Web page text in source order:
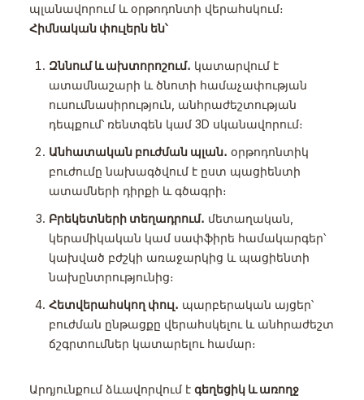
պլանավորում և օրթոդոնտի վերահսկում։
Հիմնական փուլերն են՝
Զննում և ախտորոշում․ կատարվում է
ատամնաշարի և ծնոտի համաչափության
ուսումնասիրություն, անհրաժեշտության
դեպքում՝ ռենտգեն կամ 3D սկանավորում։
Անհատական բուժման պլան․ օրթոդոնտիկ
բուժումը նախագծվում է ըստ պացիենտի
ատամների դիրքի և գծագրի։
Բրեկետների տեղադրում․ մետաղական,
կերամիկական կամ սափֆիրե համակարգեր՝
կախված բժշկի առաջարկից և պացիենտի
նախընտրությունից։
Հետվերահսկող փուլ․ պարբերական այցեր՝
բուժման ընթացքը վերահսկելու և անհրաժեշտ
ճշգրտումներ կատարելու համար։
Արդյունքում ձևավորվում է գեղեցիկ և առողջ